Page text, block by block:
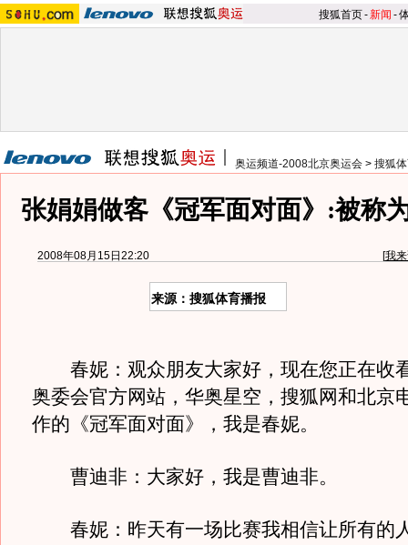
搜狐首页-新闻 -
奥运频道-2008北京奥运会 > 搜狐
张娟娟做客《冠军面对面》:被称
2008年08月15日22:20 [我
来源：搜狐体育播报
春妮：观众朋友大家好，现在您正在收
奥委会官方网站，华奥星空，搜狐网和北京
作的《冠军面对面》，我是春妮。
曹迪非：大家好，我是曹迪非。
春妮：昨天有一场比赛我相信让所有的